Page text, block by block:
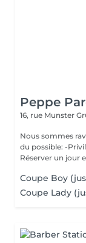
Peppe
16, rue Munster
Nous sommes ravis de
du possible: -
Réserver un jour
Coupe Boy
Coupe Lady